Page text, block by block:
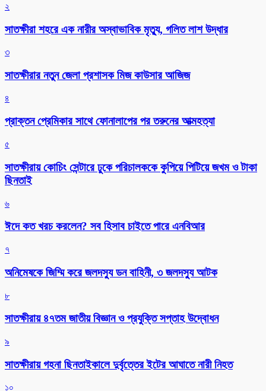
২
সাতক্ষীরা শহরে এক নারীর অস্বাভাবিক মৃত্যু, গলিত লাশ উদ্ধার
৩
সাতক্ষীরার নতুন জেলা প্রশাসক মিজ কাউসার আজিজ
৪
প্রাক্তন প্রেমিকার সাথে ফোনালাপের পর তরুনের আত্মহত্যা
৫
সাতক্ষীরায় কোচিং সেন্টারে ঢুকে পরিচালককে কুপিয়ে পিটিয়ে জখম ও টাকা
ছিনতাই
৬
ঈদে কত খরচ করলেন? সব হিসাব চাইতে পারে এনবিআর
৭
অনিমেষকে জিম্মি করে জলদস্যু ডন বাহিনী, ৩ জলদস্যু আটক
৮
সাতক্ষীরায় ৪৭তম জাতীয় বিজ্ঞান ও প্রযুক্তি সপ্তাহ উদ্বোধন
৯
সাতক্ষীরায় গহনা ছিনতাইকালে দুর্বৃত্তের ইটের আঘাতে নারী নিহত
১০